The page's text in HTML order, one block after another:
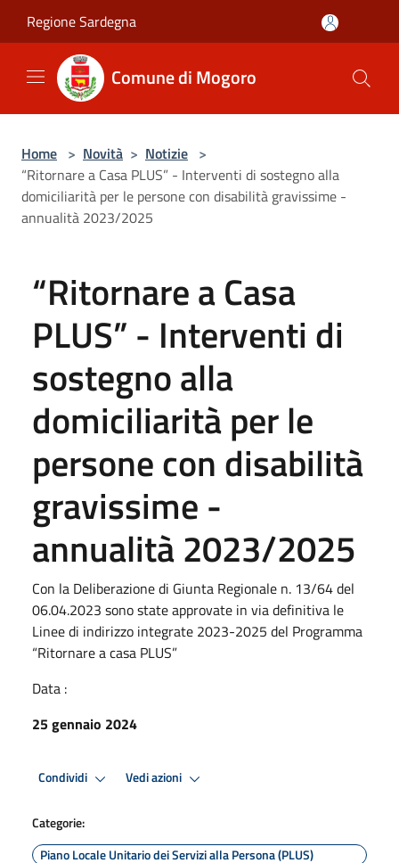
Regione Sardegna
Comune di Mogoro
Home > Novità > Notizie >
“Ritornare a Casa PLUS” - Interventi di sostegno alla
domiciliarità per le persone con disabilità gravissime -
annualità 2023/2025
“Ritornare a Casa
PLUS” - Interventi di
sostegno alla
domiciliarità per le
persone con disabilità
gravissime -
annualità 2023/2025
Con la Deliberazione di Giunta Regionale n. 13/64 del
06.04.2023 sono state approvate in via definitiva le
Linee di indirizzo integrate 2023-2025 del Programma
“Ritornare a casa PLUS”
Data :
25 gennaio 2024
Condividi Vedi azioni
Categorie:
Piano Locale Unitario dei Servizi alla Persona (PLUS)